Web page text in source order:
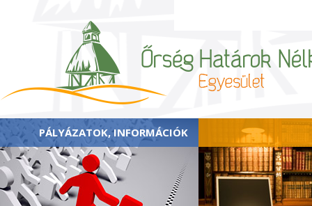
PÁLYÁZATOK, INFORMÁCIÓK